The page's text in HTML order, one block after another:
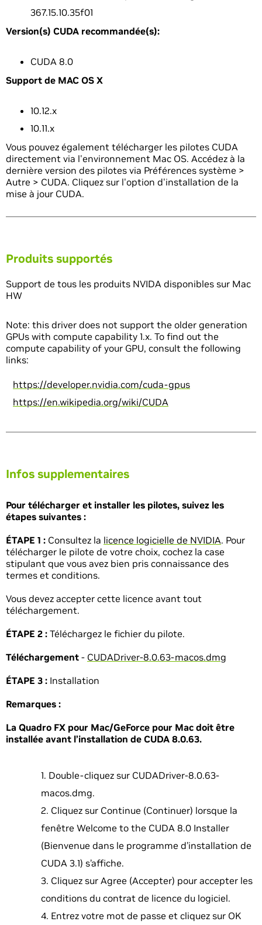
367.15.10.35f01
Version(s) CUDA recommandée(s):
CUDA 8.0
Support de MAC OS X
10.12.x
10.11.x
Vous pouvez également télécharger les pilotes CUDA
directement via l'environnement Mac OS. Accédez à la
dernière version des pilotes via Préférences système >
Autre > CUDA. Cliquez sur l'option d'installation de la
mise à jour CUDA.
Produits supportés
Support de tous les produits NVIDA disponibles sur Mac
HW
Note: this driver does not support the older generation
GPUs with compute capability 1.x. To find out the
compute capability of your GPU, consult the following
links:
https://developer.nvidia.com/cuda-gpus
https://en.wikipedia.org/wiki/CUDA
Infos supplementaires
Pour télécharger et installer les pilotes, suivez les
étapes suivantes :
ÉTAPE 1 : Consultez la licence logicielle de NVIDIA. Pour
télécharger le pilote de votre choix, cochez la case
stipulant que vous avez bien pris connaissance des
termes et conditions.
Vous devez accepter cette licence avant tout
téléchargement.
ÉTAPE 2 : Téléchargez le fichier du pilote.
Téléchargement - CUDADriver-8.0.63-macos.dmg
ÉTAPE 3 : Installation
Remarques :
La Quadro FX pour Mac/GeForce pour Mac doit être
installée avant l’installation de CUDA 8.0.63.
Double-cliquez sur CUDADriver-8.0.63-
macos.dmg.
Cliquez sur Continue (Continuer) lorsque la
fenêtre Welcome to the CUDA 8.0 Installer
(Bienvenue dans le programme d’installation de
CUDA 3.1) s’affiche.
Cliquez sur Agree (Accepter) pour accepter les
conditions du contrat de licence du logiciel.
Entrez votre mot de passe et cliquez sur OK